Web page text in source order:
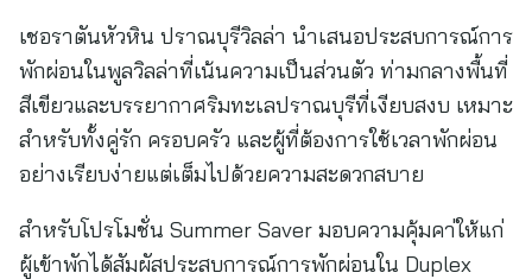
เชอราตันหัวหิน ปราณบุรีวิลล่า นำเสนอประสบการณ์การ
พักผ่อนในพูลวิลล่าที่เน้นความเป็นส่วนตัว ท่ามกลางพื้นที่
สีเขียวและบรรยากาศริมทะเลปราณบุรีที่เงียบสงบ เหมาะ
สำหรับทั้งคู่รัก ครอบครัว และผู้ที่ต้องการใช้เวลาพักผ่อน
อย่างเรียบง่ายแต่เต็มไปด้วยความสะดวกสบาย
สำหรับโปรโมชั่น Summer Saver มอบความคุ้มคา่ให้แก่
ผู้เข้าพักได้สัมผัสประสบการณ์การพักผ่อนใน Duplex